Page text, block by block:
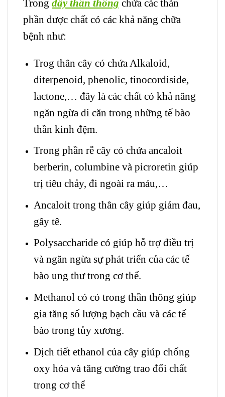
Trong dây thần thông chứa các thàn
phần dược chất có các khả năng chữa
bệnh như:
Trog thân cây có chứa Alkaloid,
diterpenoid, phenolic, tinocordiside,
lactone,… đây là các chất có khả năng
ngăn ngừa di căn trong những tế bào
thần kinh đệm.
Trong phần rễ cây có chứa ancaloit
berberin, columbine và picroretin giúp
trị tiêu chảy, đi ngoài ra máu,…
Ancaloit trong thân cây giúp giảm đau,
gây tê.
Polysaccharide có giúp hỗ trợ điều trị
và ngăn ngừa sự phát triển của các tế
bào ung thư trong cơ thể.
Methanol có có trong thần thông giúp
gia tăng số lượng bạch cầu và các tế
bào trong tủy xương.
Dịch tiết ethanol của cây giúp chống
oxy hóa và tăng cường trao đổi chất
trong cơ thể